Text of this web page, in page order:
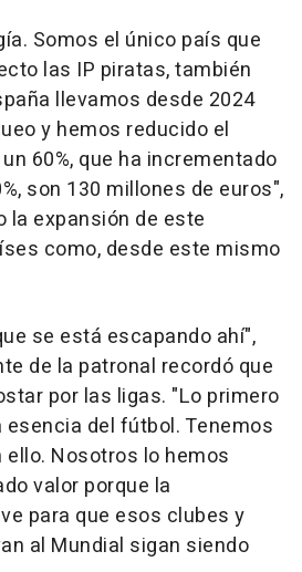
Somos el único país que
las IP piratas, también
llevamos desde 2024
y hemos reducido el
60%, que ha incrementado
son 130 millones de euros",
la expansión de este
como, desde este mismo
se está escapando ahí",
de la patronal recordó que
por las ligas. "Lo primero
esencia del fútbol. Tenemos
Nosotros lo hemos
valor porque la
para que esos clubes y
al Mundial sigan siendo